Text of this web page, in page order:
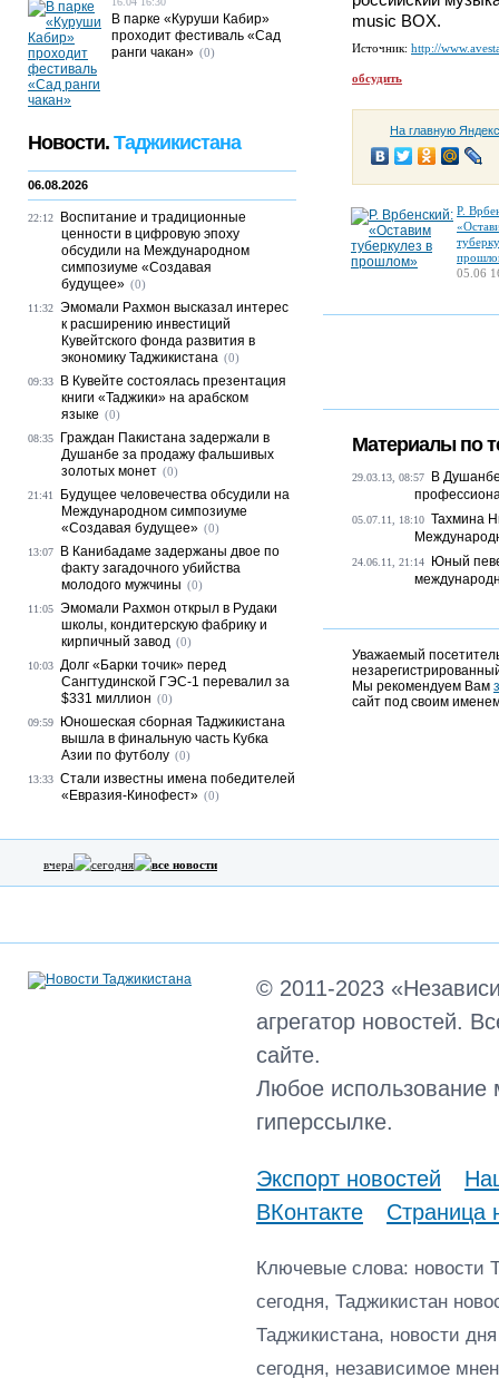
music BOX.
Источник: http://
обсудить
На главную
Р.
05.06
Материалы по
29.03.13, 08:57
В
05.07.11, 18:10 Тахмина
24.06.11, 21:14
Юный
Уважаемый
Мы рекомендуем Вам
сайт под своим
В парке «Куруши Кабир»
проходит фестиваль «Сад
ранги чакан» (0)
Новости. Таджикистана
06.08.2026
22:12
Воспитание и традиционные
ценности в цифровую эпоху
обсудили на Международном
симпозиуме «Создавая
будущее» (0)
11:32 Эмомали Рахмон высказал интерес
к расширению инвестиций
Кувейтского фонда развития в
экономику Таджикистана (0)
09:33
В Кувейте состоялась презентация
книги «Таджики» на арабском
языке (0)
08:35
Граждан Пакистана задержали в
Душанбе за продажу фальшивых
золотых монет (0)
21:41
Будущее человечества обсудили на
Международном симпозиуме
«Создавая будущее» (0)
13:07
В Канибадаме задержаны двое по
факту загадочного убийства
молодого мужчины (0)
11:05 Эмомали Рахмон открыл в Рудаки
школы, кондитерскую фабрику и
кирпичный завод (0)
10:03 Долг «Барки точик» перед
Сангтудинской ГЭС-1 перевалил за
$331 миллион (0)
09:59
Юношеская сборная Таджикистана
вышла в финальную часть Кубка
Азии по футболу (0)
13:33 Стали известны имена победителей
«Евразия-Кинофест» (0)
вчера сегодня все новости
© 2011-2023
агрегатор новостей.
сайте.
Любое использование
гиперссылке.
Экспорт новостей
ВКонтакте
Страница
Ключевые слова: новости
сегодня, Таджикистан
Таджикистана, новости
сегодня, независимое